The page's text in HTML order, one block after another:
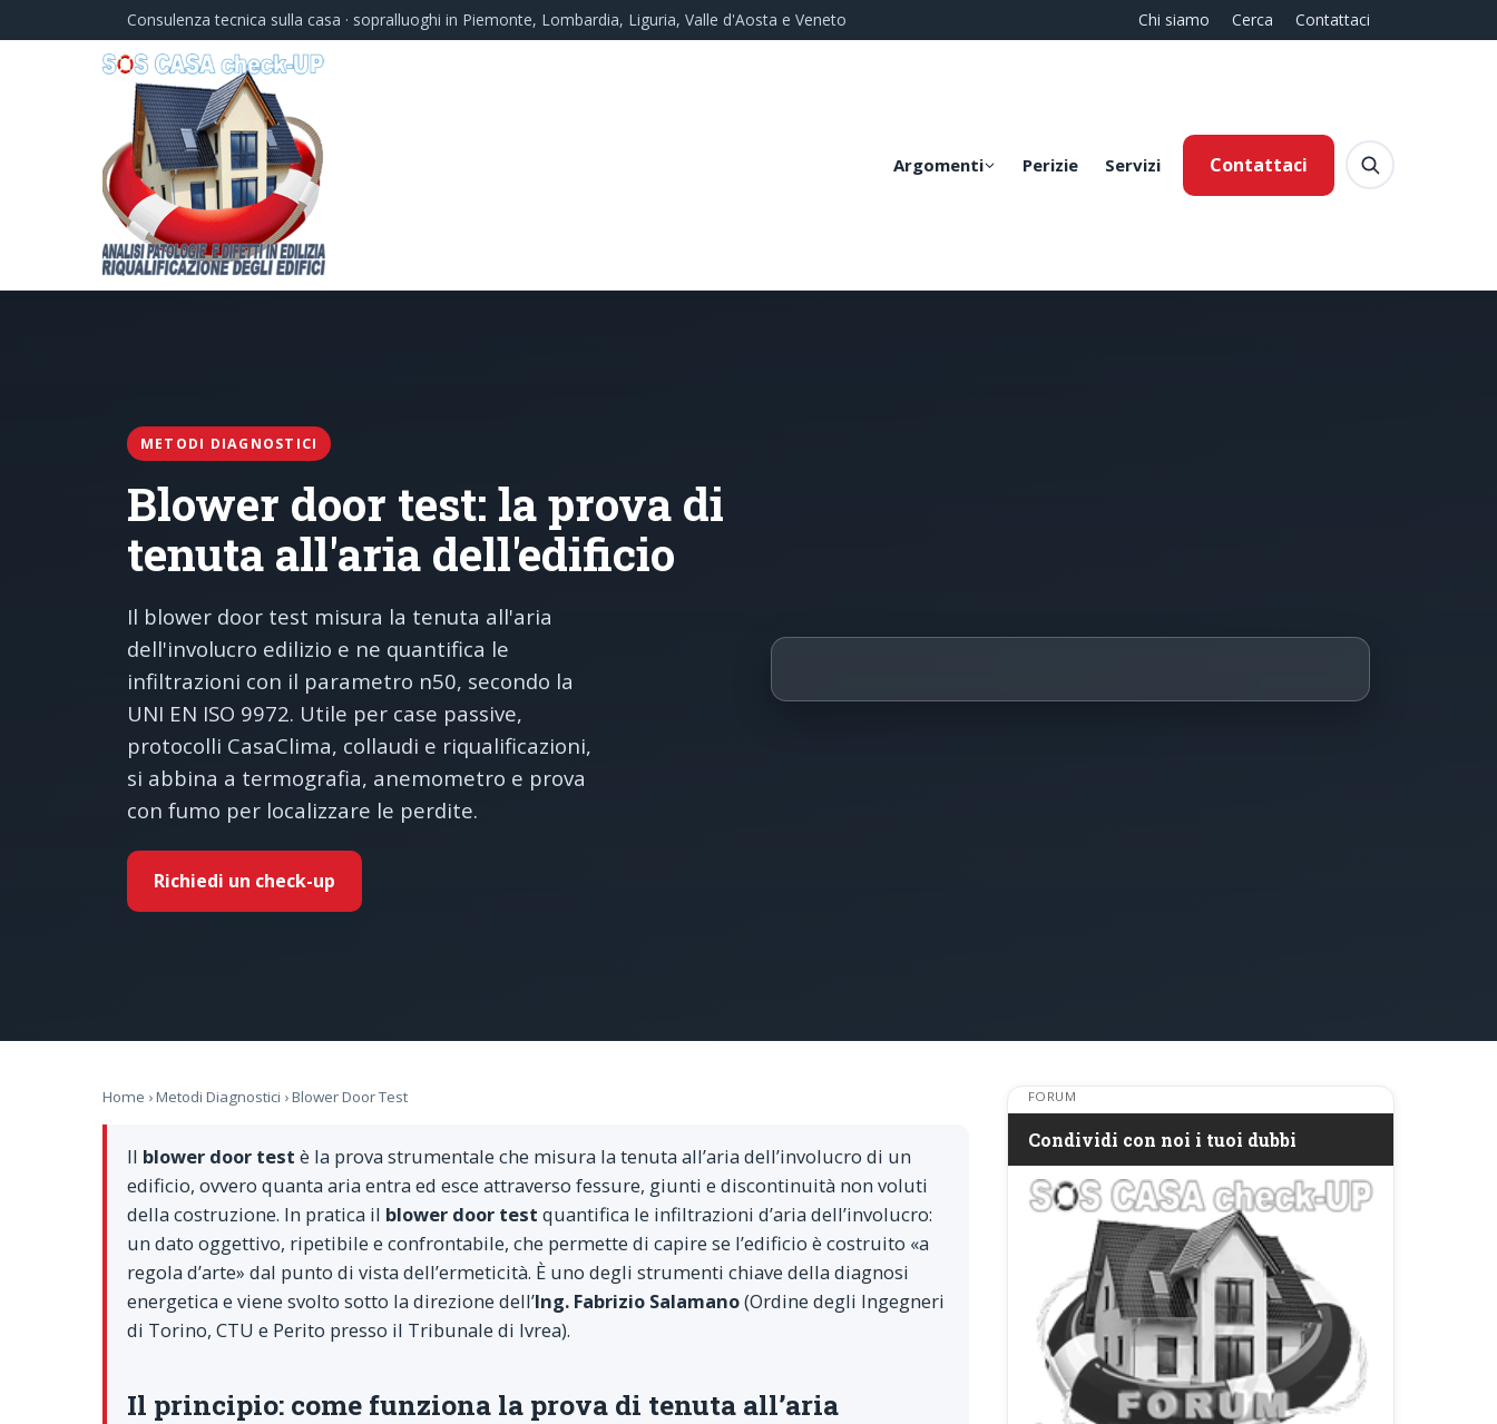
Consulenza tecnica sulla casa · sopralluoghi in Piemonte, Lombardia, Liguria, Valle d'Aosta e Veneto Chi siamo Cerca Contattaci
Argomenti Perizie Servizi Contattaci
METODI DIAGNOSTICI
Blower door test: la prova di
tenuta all'aria dell'edificio
Il blower door test misura la tenuta all'aria
dell'involucro edilizio e ne quantifica le
infiltrazioni con il parametro n50, secondo la
UNI EN ISO 9972. Utile per case passive,
protocolli CasaClima, collaudi e riqualificazioni,
si abbina a termografia, anemometro e prova
con fumo per localizzare le perdite.
Richiedi un check-up
Home ›Metodi Diagnostici › Blower Door Test
Il blower door test è la prova strumentale che misura la tenuta all’aria dell’involucro di un
edificio, ovvero quanta aria entra ed esce attraverso fessure, giunti e discontinuità non voluti
della costruzione. In pratica il blower door test quantifica le infiltrazioni d’aria dell’involucro:
un dato oggettivo, ripetibile e confrontabile, che permette di capire se l’edificio è costruito «a
regola d’arte» dal punto di vista dell’ermeticità. È uno degli strumenti chiave della diagnosi
energetica e viene svolto sotto la direzione dell’Ing. Fabrizio Salamano(Ordine degli Ingegneri
di Torino, CTU e Perito presso il Tribunale di Ivrea).
Il principio: come funziona la prova di tenuta all’aria
FORUM
Condividi con noi i tuoi dubbi